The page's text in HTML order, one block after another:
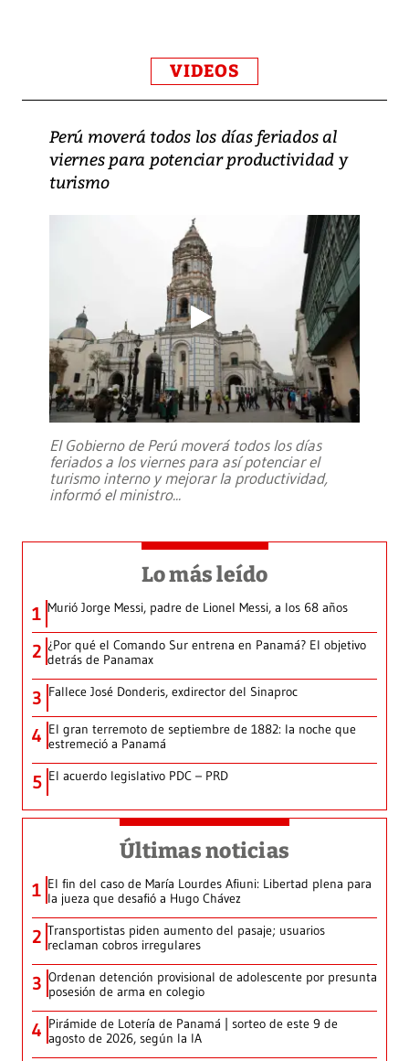
VIDEOS
Perú moverá todos los días feriados al
viernes para potenciar productividad y
turismo
El Gobierno de Perú moverá todos los días
feriados a los viernes para así potenciar el
turismo interno y mejorar la productividad,
informó el ministro...
Lo más leído
1 Murió Jorge Messi, padre de Lionel Messi, a los 68 años
2 ¿Por qué el Comando Sur entrena en Panamá? El objetivo
detrás de Panamax
3 Fallece José Donderis, exdirector del Sinaproc
4 El gran terremoto de septiembre de 1882: la noche que
estremeció a Panamá
5 El acuerdo legislativo PDC – PRD
Últimas noticias
1 El fin del caso de María Lourdes Afiuni: Libertad plena para
la jueza que desafió a Hugo Chávez
2 Transportistas piden aumento del pasaje; usuarios
reclaman cobros irregulares
3 Ordenan detención provisional de adolescente por presunta
posesión de arma en colegio
4 Pirámide de Lotería de Panamá | sorteo de este 9 de
agosto de 2026, según la IA